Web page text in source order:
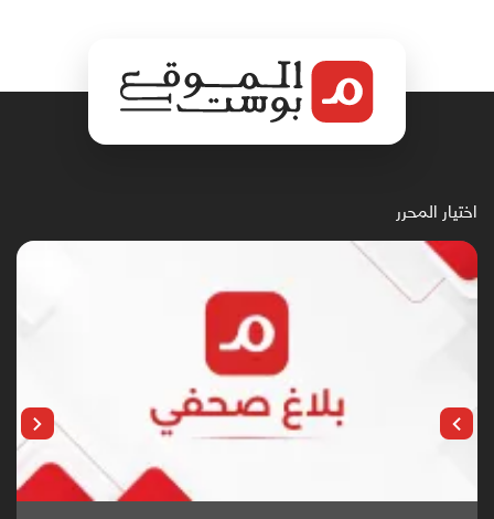
اختيار المحرر